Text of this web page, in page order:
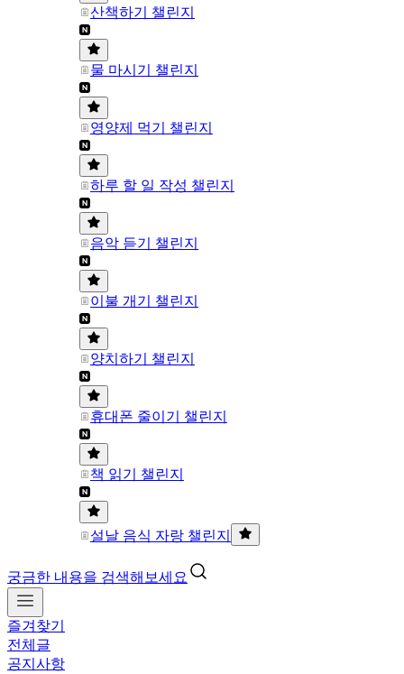
산책하기 챌린지
물 마시기 챌린지
영양제 먹기 챌린지
하루 할 일 작성 챌린지
음악 듣기 챌린지
이불 개기 챌린지
양치하기 챌린지
휴대폰 줄이기 챌린지
책 읽기 챌린지
설날 음식 자랑 챌린지
궁금한 내용을 검색해보세요
즐겨찾기
전체글
공지사항